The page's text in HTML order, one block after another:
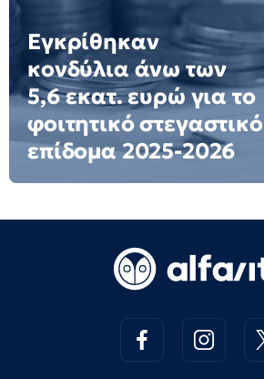
Εγκρίθηκαν
κονδύλια άνω των
5,6 εκατ. ευρώ για το
φοιτητικό στεγαστικό
επίδομα 2025-2026